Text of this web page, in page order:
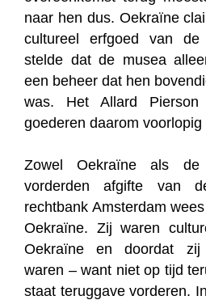
naar hen dus. Oekraïne
cultureel erfgoed van
stelde dat de musea
een beheer dat hen
was. Het Allard
goederen daarom voorlopig
Zowel Oekraïne als de
vorderden afgifte van
rechtbank Amsterdam
Oekraïne. Zij waren
Oekraïne en doordat zij
waren – want niet op tijd
staat teruggave vorderen.